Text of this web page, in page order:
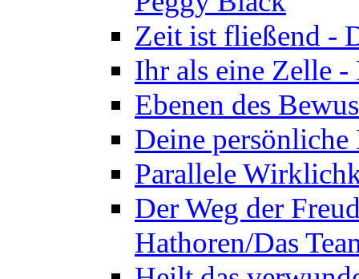
Zeit ist fließend -
Ihr als eine Zelle -
Ebenen des
Deine
Parallele
Der Weg der
Hathoren/Das